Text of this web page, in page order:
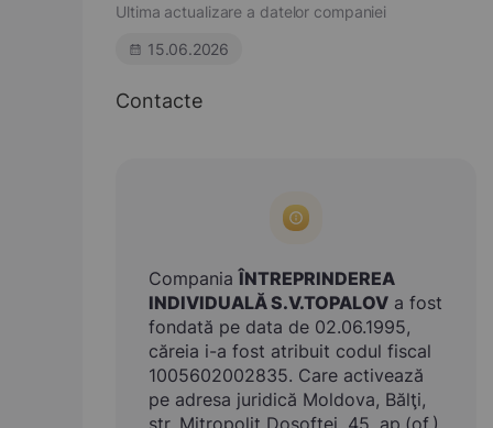
Ultima actualizare a datelor companiei
15.06.2026
Contacte
CompaniaÎNTREPRINDEREA
INDIVIDUALĂ S.V.TOPALOV a fost
fondată pe data de 02.06.1995,
căreia i-a fost atribuit codul fiscal
1005602002835. Care activează
pe adresa juridică Moldova, Bălţi,
str. Mitropolit Dosoftei, 45, ap.(of.)